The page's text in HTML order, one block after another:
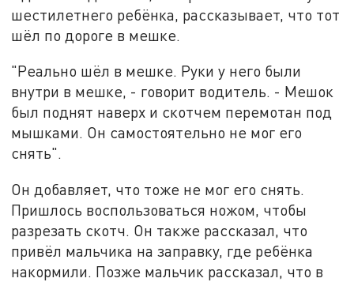
шестилетнего ребёнка, рассказывает, что тот
шёл по дороге в мешке.
"Реально шёл в мешке. Руки у него были
внутри в мешке, - говорит водитель. - Мешок
был поднят наверх и скотчем перемотан под
мышками. Он самостоятельно не мог его
снять".
Он добавляет, что тоже не мог его снять.
Пришлось воспользоваться ножом, чтобы
разрезать скотч. Он также рассказал, что
привёл мальчика на заправку, где ребёнка
накормили. Позже мальчик рассказал, что в